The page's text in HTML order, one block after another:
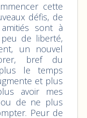
cette
défis, de
sont à
peu de liberté,
un nouvel
bref du
le temps
et plus
avoir mes
de ne plus
Peur de